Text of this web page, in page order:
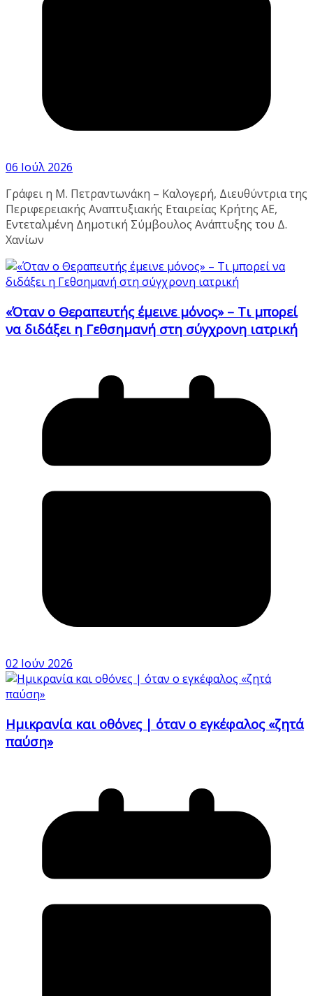
06 Ιούλ 2026
Γράφει η Μ. Πετραντωνάκη – Καλογερή, Διευθύντρια της
Περιφερειακής Αναπτυξιακής Εταιρείας Κρήτης ΑΕ,
Εντεταλμένη Δημοτική Σύμβουλος Ανάπτυξης του Δ.
Χανίων
«Όταν ο Θεραπευτής έμεινε μόνος» – Τι μπορεί
να διδάξει η Γεθσημανή στη σύγχρονη ιατρική
02 Ιούν 2026
Ημικρανία και οθόνες | όταν ο εγκέφαλος «ζητά
παύση»